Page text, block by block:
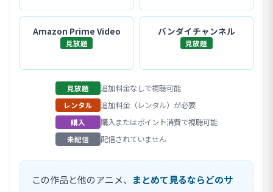
Amazon Prime Video
見放題
バンダイチャンネル
見放題
見放題 追加料金なしで視聴可能
レンタル 追加料金（レンタル）が必要
購入 購入またはポイント消費で視聴可能
未配信 配信されていません
この作品と他のアニメ、 まとめて見るならどのサ